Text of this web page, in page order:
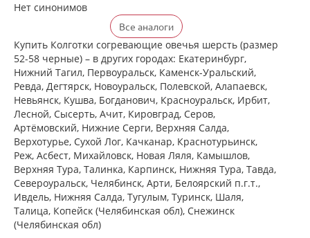
Нет синонимов
Все аналоги
Купить Колготки согревающие овечья шерсть (размер
52-58 черные) – в других городах: Екатеринбург,
Нижний Тагил, Первоуральск, Каменск-Уральский,
Ревда, Дегтярск, Новоуральск, Полевской, Алапаевск,
Невьянск, Кушва, Богданович, Красноуральск, Ирбит,
Лесной, Сысерть, Ачит, Кировград, Серов,
Артёмовский, Нижние Cерги, Верхняя Салда,
Верхотурье, Сухой Лог, Качканар, Краснотурьинск,
Реж, Асбест, Михайловск, Новая Ляля, Камышлов,
Верхняя Тура, Талинка, Карпинск, Нижняя Тура, Тавда,
Североуральск, Челябинск, Арти, Белоярский п.г.т.,
Ивдель, Нижняя Салда, Тугулым, Туринск, Шаля,
Талица, Копейск (Челябинская обл), Снежинск
(Челябинская обл)